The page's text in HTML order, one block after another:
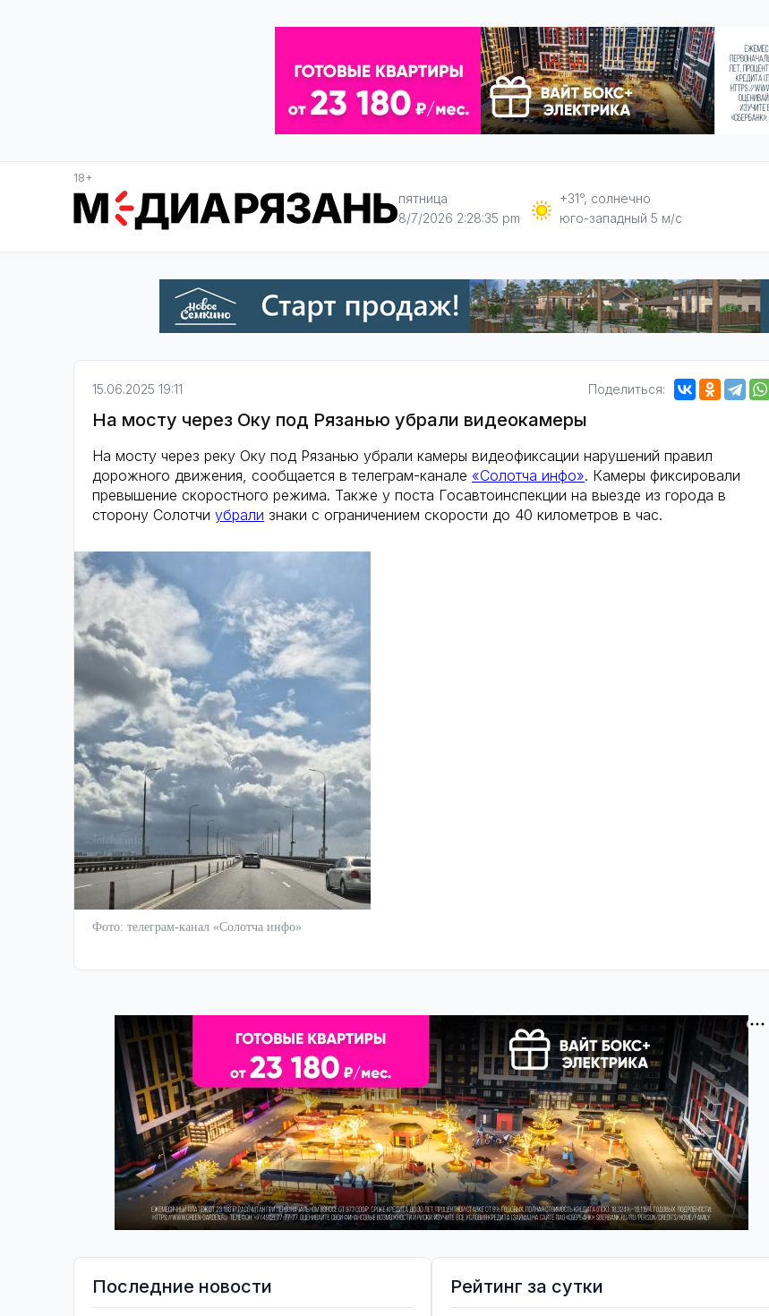
18+
пятница
8/7/2026 2:28:36 pm
+31°, солнечно
юго-западный 5 м/с
15.06.2025 19:11 Поделиться:
На мосту через Оку под Рязанью убрали видеокамеры
На мосту через реку Оку под Рязанью убрали камеры видеофиксации нарушений правил
дорожного движения, сообщается в телеграм-канале «Солотча инфо». Камеры фиксировали
превышение скоростного режима. Также у поста Госавтоинспекции на выезде из города в
сторону Солотчи убрали знаки с ограничением скорости до 40 километров в час.
Фото: телеграм-канал «Солотча инфо»
Последние новости
Рейтинг за сутки